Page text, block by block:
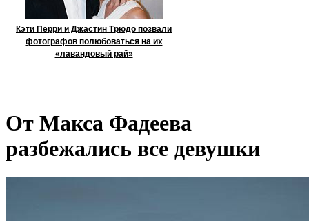
Кэти Перри и Джастин Трюдо позвали
фотографов полюбоваться на их
«лавандовый рай»
От Макса Фадеева
разбежались все девушки